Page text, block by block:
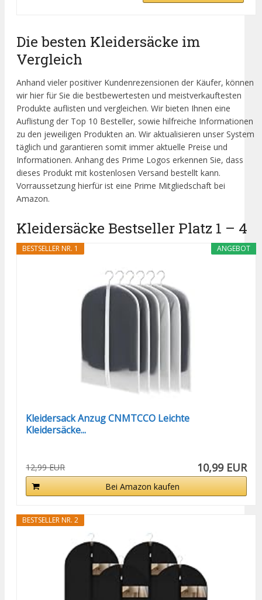
Die besten Kleidersäcke im
Vergleich
Anhand vieler positiver Kundenrezensionen der Käufer, können
wir hier für Sie die bestbewertesten und meistverkauftesten
Produkte auflisten und vergleichen. Wir bieten Ihnen eine
Auflistung der Top 10 Besteller, sowie hilfreiche Informationen
zu den jeweiligen Produkten an. Wir aktualisieren unser System
täglich und garantieren somit immer aktuelle Preise und
Informationen. Anhang des Prime Logos erkennen Sie, dass
dieses Produkt mit kostenlosen Versand bestellt kann.
Vorraussetzung hierfür ist eine Prime Mitgliedschaft bei
Amazon.
Kleidersäcke Bestseller Platz 1 – 4
ANGEBOT
BESTSELLER NR. 1
Kleidersack Anzug CNMTCCO Leichte
Kleidersäcke...
12,99 EUR 10,99 EUR
Bei Amazon kaufen
BESTSELLER NR. 2